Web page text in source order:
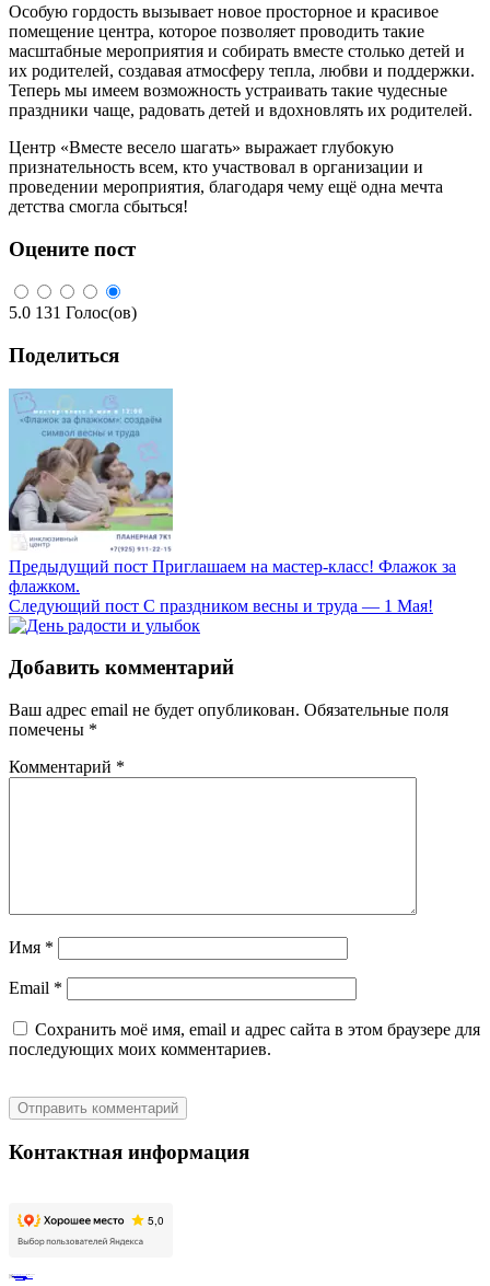
Особую гордость вызывает новое просторное и красивое
помещение центра, которое позволяет проводить такие
масштабные мероприятия и собирать вместе столько детей и
их родителей, создавая атмосферу тепла, любви и поддержки.
Теперь мы имеем возможность устраивать такие чудесные
праздники чаще, радовать детей и вдохновлять их родителей.
Центр «Вместе весело шагать» выражает глубокую
признательность всем, кто участвовал в организации и
проведении мероприятия, благодаря чему ещё одна мечта
детства смогла сбыться!
Оцените пост
5.0 131 Голос(ов)
Поделиться
Предыдущий пост Приглашаем на мастер-класс! Флажок за
флажком.
Следующий пост C праздником весны и труда — 1 Мая!
Добавить комментарий
Ваш адрес email не будет опубликован. Обязательные поля
помечены *
Комментарий *
Имя *
Email *
Сохранить моё имя, email и адрес сайта в этом браузере для
последующих моих комментариев.
Контактная информация